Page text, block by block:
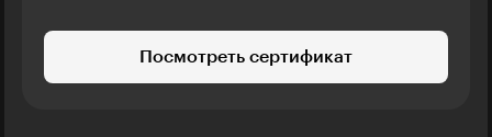
Посмотреть сертификат